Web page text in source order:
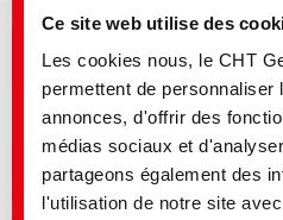
Ce site web utilise des
Les cookies nous, le CHT
permettent de personnaliser
annonces, d'offrir des
médias sociaux et
partageons également des
l'utilisation de notre site